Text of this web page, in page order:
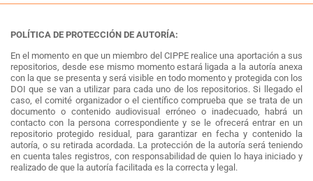
POLÍTICA DE PROTECCIÓN DE AUTORÍA:
En el momento en que un miembro del CIPPE realice una aportación a sus
repositorios, desde ese mismo momento estará ligada a la autoría anexa
con la que se presenta y será visible en todo momento y protegida con los
DOI que se van a utilizar para cada uno de los repositorios. Si llegado el
caso, el comité organizador o el científico comprueba que se trata de un
documento o contenido audiovisual erróneo o inadecuado, habrá un
contacto con la persona correspondiente y se le ofrecerá entrar en un
repositorio protegido residual, para garantizar en fecha y contenido la
autoría, o su retirada acordada. La protección de la autoría será teniendo
en cuenta tales registros, con responsabilidad de quien lo haya iniciado y
realizado de que la autoría facilitada es la correcta y legal.